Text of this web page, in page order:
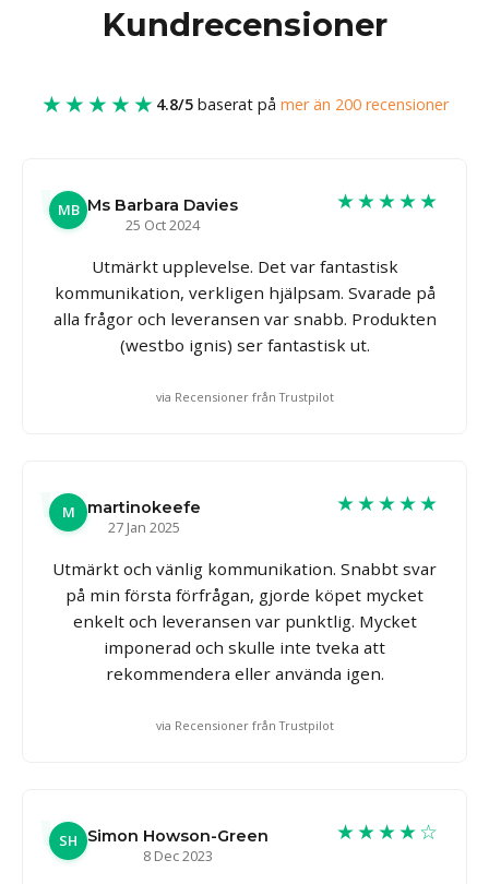
Kundrecensioner
★★★★★ 4.8/5baserat på mer än 200 recensioner
MB Ms Barbara Davies
25 Oct 2024
★★★★★
Utmärkt upplevelse. Det var fantastisk
kommunikation, verkligen hjälpsam. Svarade på
alla frågor och leveransen var snabb. Produkten
(westbo ignis) ser fantastisk ut.
via Recensioner från Trustpilot
M
martinokeefe
27 Jan 2025
★★★★★
Utmärkt och vänlig kommunikation. Snabbt svar
på min första förfrågan, gjorde köpet mycket
enkelt och leveransen var punktlig. Mycket
imponerad och skulle inte tveka att
rekommendera eller använda igen.
via Recensioner från Trustpilot
SH Simon Howson-Green
8 Dec 2023
★★★★☆